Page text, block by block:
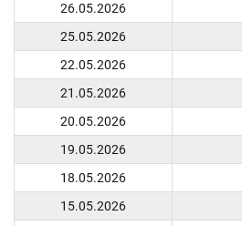
26.05.2026
25.05.2026
22.05.2026
21.05.2026
20.05.2026
19.05.2026
18.05.2026
15.05.2026